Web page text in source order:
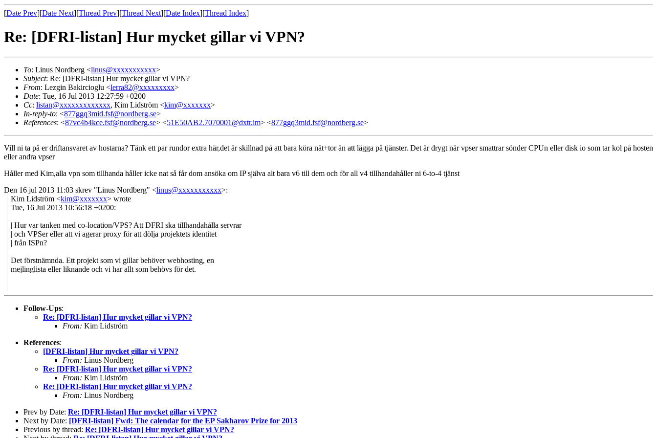
[Date Prev][Date Next][Thread Prev][Thread Next][Date Index][Thread Index]
Re: [DFRI-listan] Hur mycket gillar vi VPN?
To: Linus Nordberg <linus@xxxxxxxxxxx>
Subject: Re: [DFRI-listan] Hur mycket gillar vi VPN?
From: Lezgin Bakircioglu <lerra82@xxxxxxxxx>
Date: Tue, 16 Jul 2013 12:27:59 +0200
Cc: listan@xxxxxxxxxxxxx, Kim Lidström <kim@xxxxxxx>
In-reply-to: <877ggq3mid.fsf@nordberg.se>
References: <87vc4b4kce.fsf@nordberg.se> <51E50AB2.7070001@dxtr.im> <877ggq3mid.fsf@nordberg.se>
Vill ni ta på er driftansvaret av hostarna? Tänk ett par rundor extra här,det är skillnad på att bara köra nät+tor än att lägga på tjänster. Det är drygt när vpser smattrar sönder CPUn eller disk io som tar kol på hosten
eller andra vpser
Håller med Kim,alla vpn som tillhanda håller icke nat så får dom ansöka om IP själva alt bara v6 till dem och för all v4 tillhandahåller ni 6-to-4 tjänst
Den 16 jul 2013 11:03 skrev "Linus Nordberg" <linus@xxxxxxxxxxx>:
Kim Lidström <kim@xxxxxxx> wrote
Tue, 16 Jul 2013 10:56:18 +0200:
| Hur var tanken med co-location/VPS? Att DFRI ska tillhandahålla servrar
| och VPSer eller att vi agerar proxy för att dölja projektets identitet
| från ISPn?
Det förstnämnda. Ett projekt som vi gillar behöver webhosting, en
mejlinglista eller liknande och vi har allt som behövs för det.
Follow-Ups:
Re: [DFRI-listan] Hur mycket gillar vi VPN?
From: Kim Lidström
References:
[DFRI-listan] Hur mycket gillar vi VPN?
From: Linus Nordberg
Re: [DFRI-listan] Hur mycket gillar vi VPN?
From: Kim Lidström
Re: [DFRI-listan] Hur mycket gillar vi VPN?
From: Linus Nordberg
Prev by Date: Re: [DFRI-listan] Hur mycket gillar vi VPN?
Next by Date: [DFRI-listan] Fwd: The calendar for the EP Sakharov Prize for 2013
Previous by thread: Re: [DFRI-listan] Hur mycket gillar vi VPN?